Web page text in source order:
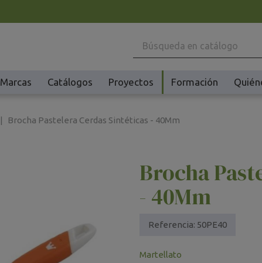
Maquinaria
Accesorios Creperas y Gofreras
Fundidores Chocolate
Marcas Catálogos Proyectos Formación
Brocha Pastelera Cerdas Sintéticas - 40Mm
Brocha
- 40Mm
Referencia: 50PE40
Martellato